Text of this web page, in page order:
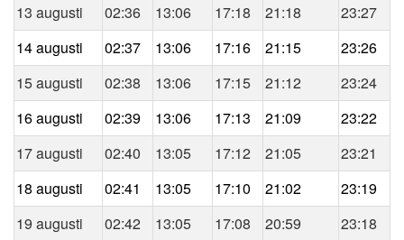
13 augusti
02:36 13:06 17:18 21:18
23:27
14 augusti
02:37 13:06 17:16 21:15
23:26
15 augusti
02:38 13:06 17:15 21:12
23:24
16 augusti
02:39 13:06 17:13 21:09
23:22
17 augusti
02:40 13:05 17:12 21:05
23:21
18 augusti
02:41 13:05 17:10 21:02
23:19
19 augusti
02:42 13:05 17:08 20:59
23:18